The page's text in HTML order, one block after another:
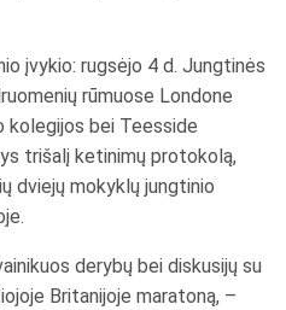
įvykio: rugsėjo 4 d. Jungtinės
rūmuose Londone
kolegijos bei Teesside
trišalį ketinimų protokolą,
dviejų mokyklų jungtinio
derybų bei diskusijų su
Britanijoje maratoną, –